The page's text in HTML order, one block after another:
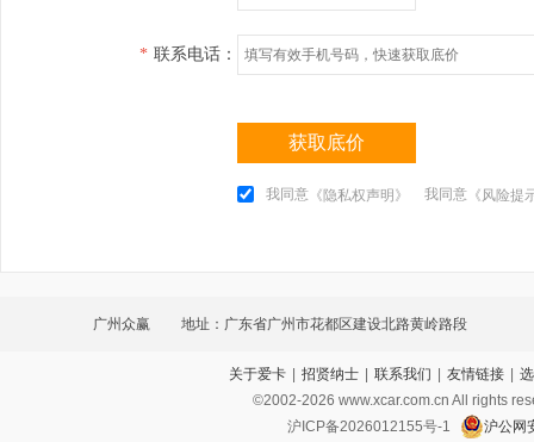
* 联系电话：
获取底价
我同意 《隐私权声明》 我同意 《风险提
广州众赢 地址：广东省广州市花都区建设北路黄岭路段
关于爱卡 | 招贤纳士 | 联系我们 | 友情链接 |
©2002-2026 www.xcar.com.cn All rights
沪ICP备2026012155号-1
沪公网